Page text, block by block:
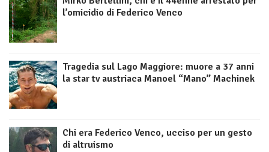
l’omicidio di Federico Venco
Tragedia sul Lago Maggiore: muore a 37 anni
la star tv austriaca Manoel “Mano” Machinek
Chi era Federico Venco, ucciso per un gesto
di altruismo